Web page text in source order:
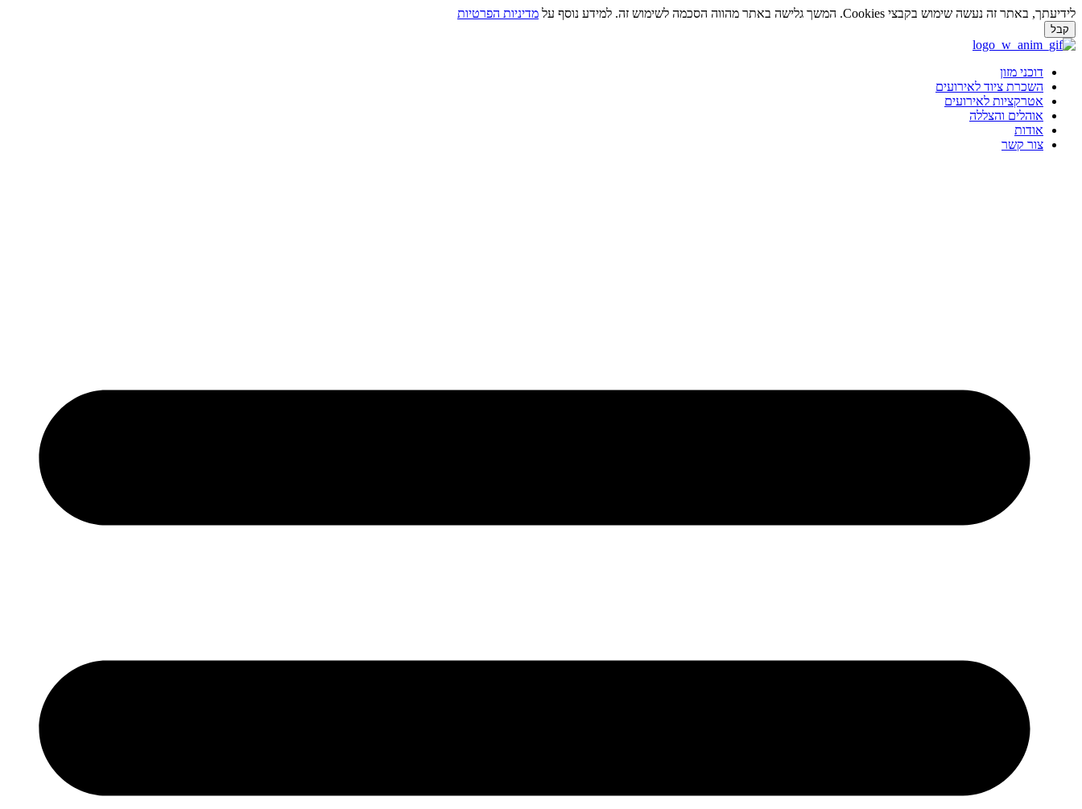
לידיעתך, באתר זה נעשה שימוש בקבצי Cookies. המשך גלישה באתר מהווה הסכמה לשימוש זה. למידע נוסף על מדיניות הפרטיות
קבל
דלג
דוכני מזון
השכרת ציוד לאירועים
אטרקציות לאירועים
אוהלים והצללה
אודות
צור קשר